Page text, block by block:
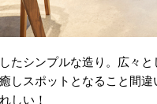
たシンプルな造り。広々
しスポットとなること間
しい！